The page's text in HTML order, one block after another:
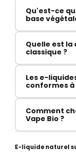
Qu'est-ce
base
Glycérine
végétale colza
d'origine
Quelle est la
classique ?
partir du colza,
souvent
MPGV/GV
meilleure
Les e-
conformes à
France dans le
déclarés
Comment
Vape Bio ?
crémeuses,
E-liquide naturel